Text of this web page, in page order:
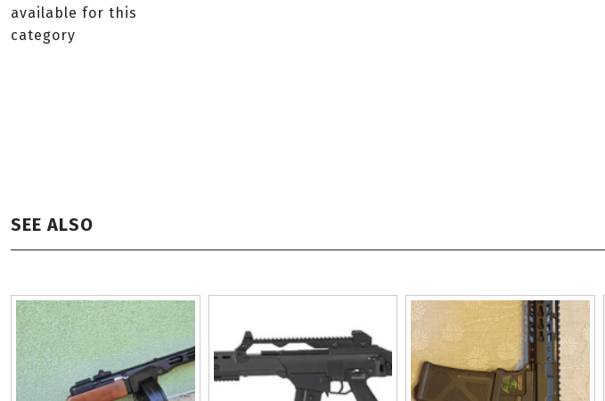
available for this
category
SEE ALSO